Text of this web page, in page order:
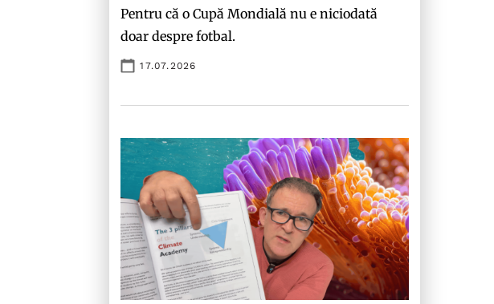
Pentru că o Cupă Mondială nu e niciodată
doar despre fotbal.
17.07.2026